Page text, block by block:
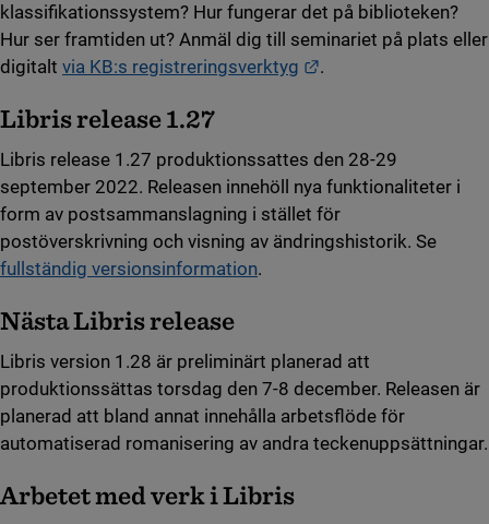
klassifikationssystem? Hur fungerar det på biblioteken?
Hur ser framtiden ut? Anmäl dig till seminariet på plats eller
digitalt via KB:s registreringsverktyg Länk till annan
.
Libris release 1.27
Libris release 1.27 produktionssattes den 28-29
september 2022. Releasen innehöll nya funktionaliteter i
form av postsammanslagning i stället för
postöverskrivning och visning av ändringshistorik. Se
fullständig versionsinformation.
Nästa Libris release
Libris version 1.28 är preliminärt planerad att
produktionssättas torsdag den 7-8 december. Releasen är
planerad att bland annat innehålla arbetsflöde för
automatiserad romanisering av andra teckenuppsättningar.
Arbetet med verk i Libris